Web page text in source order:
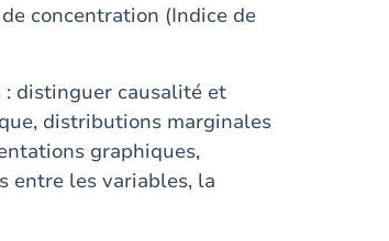
concentration (Indice de
: distinguer causalité et
distributions marginales
graphiques,
entre les variables, la